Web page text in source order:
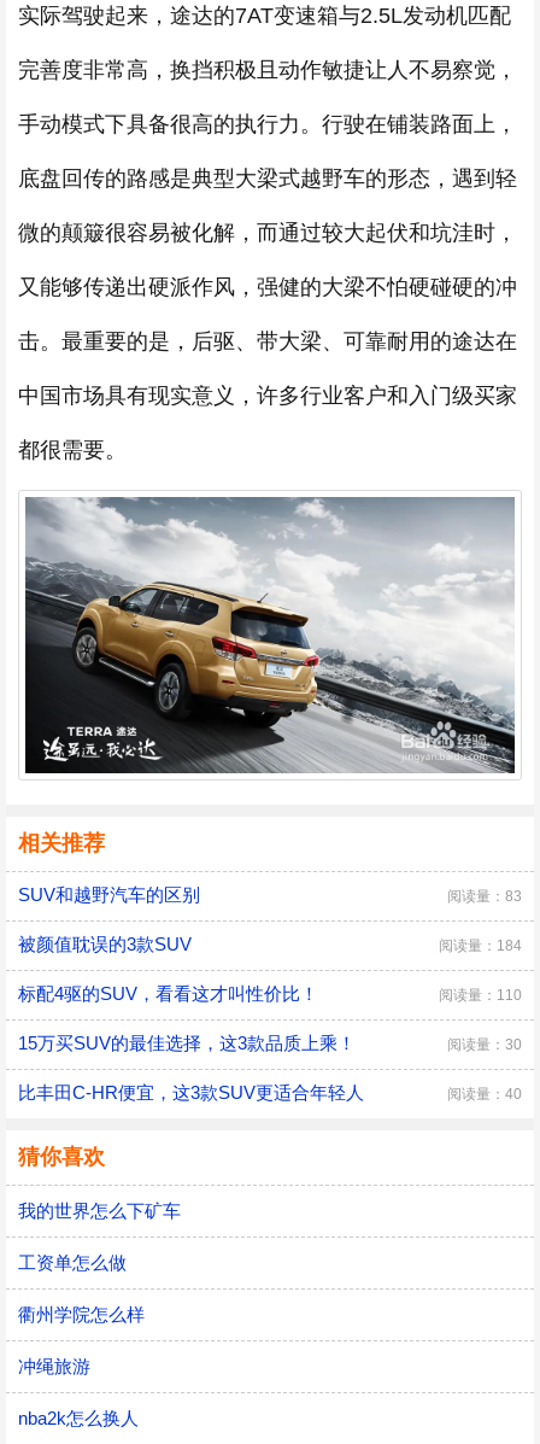
实际驾驶起来，途达的7AT变速箱与2.5L发动机匹配
完善度非常高，换挡积极且动作敏捷让人不易察觉，
手动模式下具备很高的执行力。行驶在铺装路面上，
底盘回传的路感是典型大梁式越野车的形态，遇到轻
微的颠簸很容易被化解，而通过较大起伏和坑洼时，
又能够传递出硬派作风，强健的大梁不怕硬碰硬的冲
击。最重要的是，后驱、带大梁、可靠耐用的途达在
中国市场具有现实意义，许多行业客户和入门级买家
都很需要。
相关推荐
SUV和越野汽车的区别 阅读量：83
被颜值耽误的3款SUV 阅读量：184
标配4驱的SUV，看看这才叫性价比！ 阅读量：110
15万买SUV的最佳选择，这3款品质上乘！ 阅读量：30
比丰田C-HR便宜，这3款SUV更适合年轻人 阅读量：40
猜你喜欢
我的世界怎么下矿车
工资单怎么做
衢州学院怎么样
冲绳旅游
nba2k怎么换人